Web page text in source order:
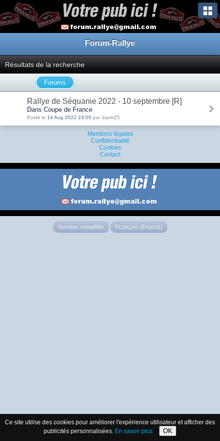
Forum-Rallye
Résultats de la recherche
Forums
Rallye de Séquanie 2022 - 10 septembre [R]
Dans Coupe de France
Posté le 14 Aug 2022 23:05 par davm25
Mentions légales
Confidentialité
Cookies
Contact
Version complète Français (France)
Ce site utilise des cookies pour améliorer l'expérience utilisateur et afficher des
publicités personnalisées. En savoir plus OK